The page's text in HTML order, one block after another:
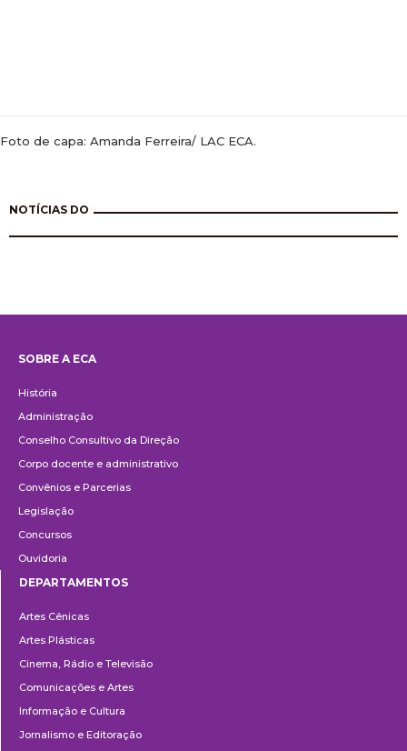
Foto de capa: Amanda Ferreira/ LAC ECA.
NOTÍCIAS DO
SOBRE A ECA
História
Administração
Conselho Consultivo da Direção
Corpo docente e administrativo
Convênios e Parcerias
Legislação
Concursos
Ouvidoria
DEPARTAMENTOS
Artes Cênicas
Artes Plásticas
Cinema, Rádio e Televisão
Comunicações e Artes
Informação e Cultura
Jornalismo e Editoração